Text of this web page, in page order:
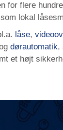
for flere
lokal
låse,
dørautomatik,
et højt